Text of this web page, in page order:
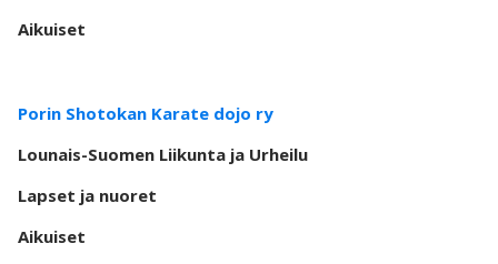
Aikuiset
Porin Shotokan Karate dojo ry
Lounais-Suomen Liikunta ja Urheilu
Lapset ja nuoret
Aikuiset